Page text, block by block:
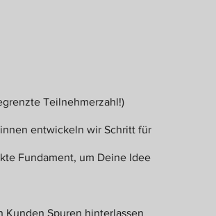
Teilnehmerzahl!)
entwickeln wir Schritt für
Fundament, um Deine Idee
Kunden Spuren hinterlassen